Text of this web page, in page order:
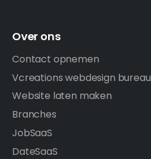
Over ons
Contact opnemen
Vcreations webdesign bureau
Website laten maken
Branches
JobSaaS
DateSaaS